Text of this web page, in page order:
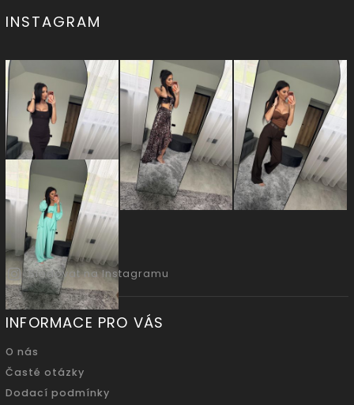
INSTAGRAM
Sledovat na Instagramu
INFORMACE PRO VÁS
O nás
Časté otázky
Dodací podmínky